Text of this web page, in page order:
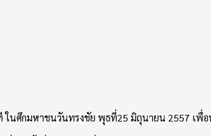
นศึกมหาชนวันทรงชัย พุธที่25 มิถุนายน 2557 เพื่